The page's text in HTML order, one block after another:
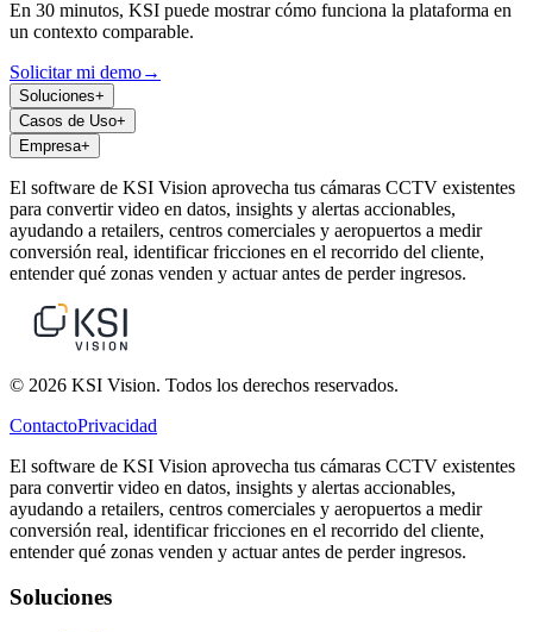
En 30 minutos, KSI puede mostrar cómo funciona la plataforma en
un contexto comparable.
Solicitar mi demo→
Soluciones+
Casos de Uso+
Empresa+
El software de KSI Vision aprovecha tus cámaras CCTV existentes
para convertir video en datos, insights y alertas accionables,
ayudando a retailers, centros comerciales y aeropuertos a medir
conversión real, identificar fricciones en el recorrido del cliente,
entender qué zonas venden y actuar antes de perder ingresos.
© 2026 KSI Vision. Todos los derechos reservados.
ContactoPrivacidad
El software de KSI Vision aprovecha tus cámaras CCTV existentes
para convertir video en datos, insights y alertas accionables,
ayudando a retailers, centros comerciales y aeropuertos a medir
conversión real, identificar fricciones en el recorrido del cliente,
entender qué zonas venden y actuar antes de perder ingresos.
Soluciones